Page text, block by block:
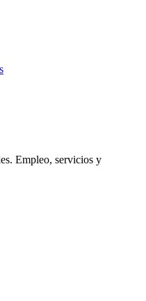
Empleo, servicios y